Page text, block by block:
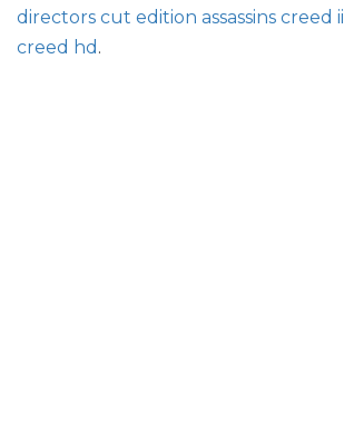
directors cut edition assassins creed ii
creed hd .